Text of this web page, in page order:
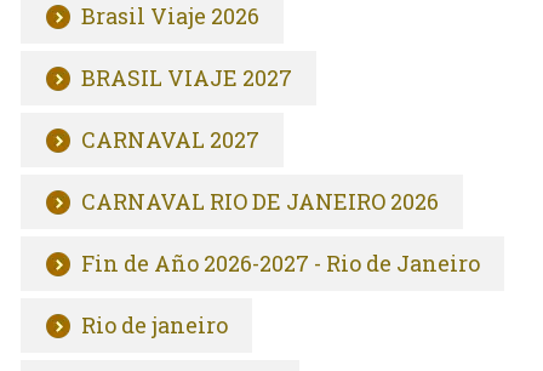
Brasil Viaje 2026
BRASIL VIAJE 2027
CARNAVAL 2027
CARNAVAL RIO DE JANEIRO 2026
Fin de Año 2026-2027 - Rio de Janeiro
Rio de janeiro